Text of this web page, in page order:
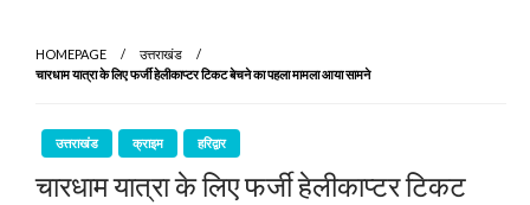
HOMEPAGE
उत्तराखंड
चारधाम यात्रा के लिए फर्जी हेलीकाप्टर टिकट बेचने का पहला मामला आया सामने
उत्तराखंड क्राइम हरिद्वार
चारधाम यात्रा के लिए फर्जी हेलीकाप्टर टिकट